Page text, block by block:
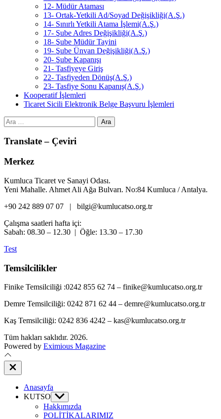
12- Müdür Ataması
13- Ortak-Yetkili Ad/Soyad Değişikliği(A.Ş.)
14- Sınırlı Yetkili Atama İşlemi(A.Ş.)
17- Şube Adres Değişikliği(A.Ş.)
18- Şube Müdür Tayini
19- Şube Ünvan Değişikliği(A.Ş.)
20- Şube Kapanışı
21- Tasfiyeye Giriş
22- Tasfiyeden Dönüş(A.Ş.)
23- Tasfiye Sonu Kapanış(A.Ş.)
Kooperatif İşlemleri
Ticaret Sicili Elektronik Belge Başvuru İşlemleri
Arama:
Translate – Çeviri
Merkez
Kumluca Ticaret ve Sanayi Odası.
Yeni Mahalle. Ahmet Ali Ağa Bulvarı. No:84 Kumluca / Antalya.
+90 242 889 07 07 | bilgi@kumlucatso.org.tr
Çalışma saatleri hafta içi:
Sabah: 08.30 – 12.30 | Öğle: 13.30 – 17.30
Test
Temsilcilikler
Finike Temsilciliği :0242 855 62 74 – finike@kumlucatso.org.tr
Demre Temsilciliği: 0242 871 62 44 – demre@kumlucatso.org.tr
Kaş Temsilciliği: 0242 836 4242 – kas@kumlucatso.org.tr
Tüm hakları saklıdır. 2026.
Powered by Eximious Magazine
Close
Off
Anasayfa
KUTSO Show
sub
menu
Hakkımızda
POLİTİKALARIMIZ